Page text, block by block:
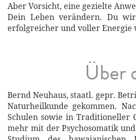
Aber Vorsicht, eine gezielte
Dein Leben verändern. Du
erfolgreicher und voller Energie
Über
Bernd Neuhaus, staatl. gepr.
Naturheilkunde gekommen.
Schulen sowie in Traditioneller
mehr mit der Psychosomatik